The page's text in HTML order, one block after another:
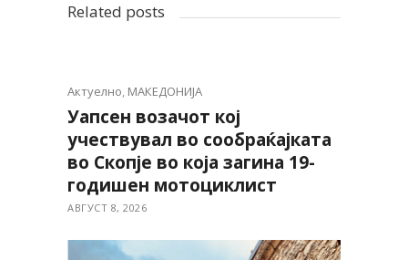
Related posts
Актуелно, МАКЕДОНИЈА
Уапсен возачот кој
учествувал во сообраќајката
во Скопје во која загина 19-
годишен мотоциклист
АВГУСТ 8, 2026